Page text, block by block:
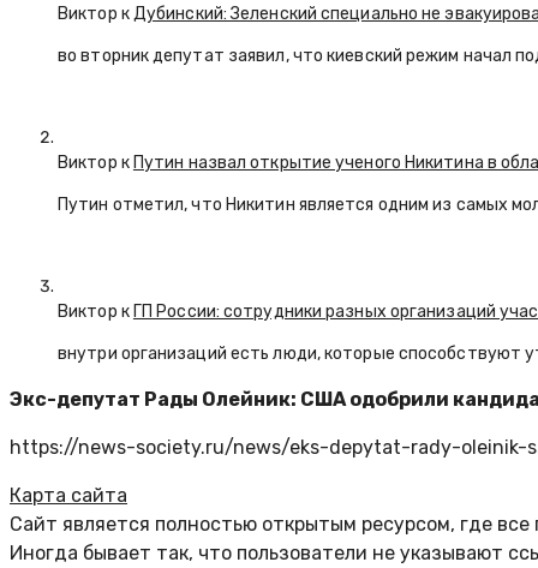
Виктор кДубинский: Зеленский специально не
во вторник депутат заявил, что киевский режим начал
Виктор к Путин назвал открытие ученого Никитина в
Путин отметил, что Никитин является одним из самых
Виктор к ГП России: сотрудники разных организаций
внутри организаций есть люди, которые способствуют
Экс-депутат Рады Олейник: США одобрили
https://news-society.ru/news/eks-depytat-rady-
Карта сайта
Сайт является полностью открытым ресурсом, где
Иногда бывает так, что пользователи не указывают